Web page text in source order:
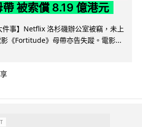
被索償 8.19 億港元
件事】Netflix 洛杉磯辦公室被竊，未上
《Fortitude》母帶亦告失蹤。電影...